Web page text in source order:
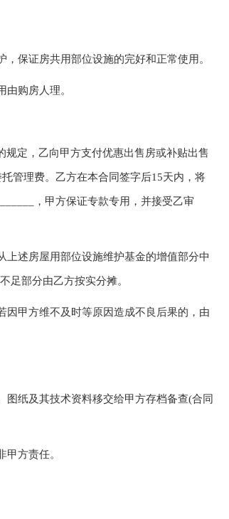
保证房共用部位设施的完好和正常使用。
购房人理。
定，乙向甲方支付优惠出售房或补贴出售
管理费。乙方在本合同签字后15天内，将
，甲方保证专款专用，并接受乙审
述房屋用部位设施维护基金的增值部分中
足部分由乙方按实分摊。
甲方维不及时等原因造成不良后果的，由
纸及其技术资料移交给甲方存档备查(合同
方责任。